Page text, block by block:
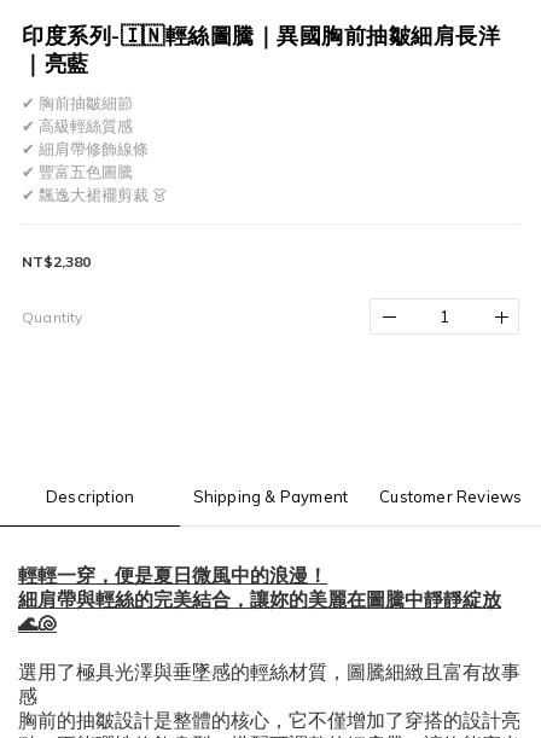
印度系列-🇮🇳輕絲圖騰｜異國胸前抽皺細肩長洋
｜亮藍
✔ 胸前抽皺細節
✔ 高級輕絲質感
✔ 細肩帶修飾線條
✔ 豐富五色圖騰
✔ 飄逸大裙襬剪裁 👗
NT$2,380
Quantity
Description Shipping & Payment Customer Reviews
輕輕一穿，便是夏日微風中的浪漫！
細肩帶與輕絲的完美結合，讓妳的美麗在圖騰中靜靜綻放
🌊🐚
選用了極具光澤與垂墜感的輕絲材質，圖騰細緻且富有故事
感
胸前的抽皺設計是整體的核心，它不僅增加了穿搭的設計亮